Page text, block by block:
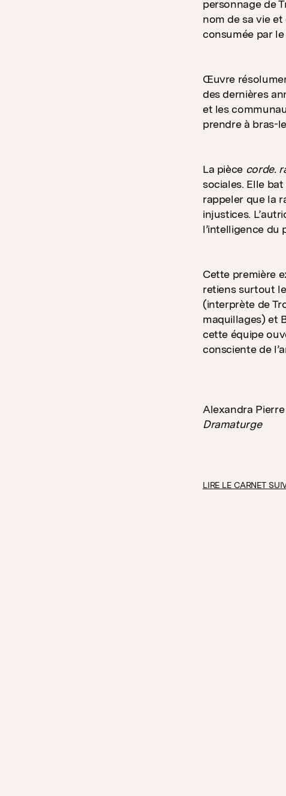
personnage de
nom de sa vie
consumée par
Œuvre
des dernières
et les
prendre à bras-
La pièce corde.
sociales. Elle
rappeler que la
injustices.
l’intelligence du
Cette première
retiens surtout
(interprète de
maquillages) et
cette équipe
consciente de
Alexandra Pierre
Dramaturge
LIRE LE CARNET